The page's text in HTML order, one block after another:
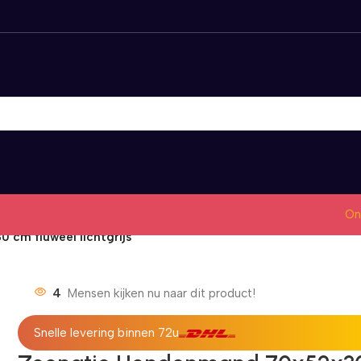
cm fluweel lichtgrijs
4 Mensen kijken nu naar dit product!
Snelle levering binnen 72u